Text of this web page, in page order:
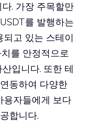
. 가장 주목할만
를 발행하는
고 있는 스테이
를 안정적으로
입니다. 또한 테
동하여 다양한
용자들에게 보다
합니다.